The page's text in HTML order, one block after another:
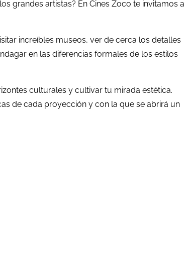
grandes artistas? En Cines Zoco te invitamos a
increíbles museos, ver de cerca los detalles
en las diferencias formales de los estilos
culturales y cultivar tu mirada estética.
de cada proyección y con la que se abrirá un